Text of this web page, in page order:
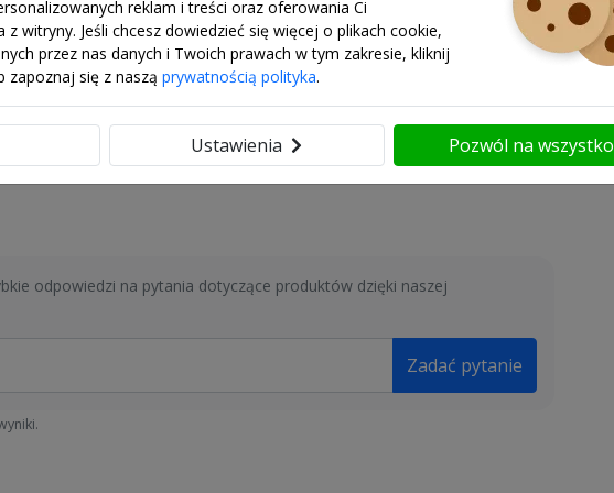
na korozję) i
i we wszystkich rogach
dostępnej
kształt I, L, T, U, E)
zalecane dla:
odpowiedzi na pytania dotyczące produktów dzięki naszej
Zadać pytanie
reklam i treści oraz oferowania Ci
witryny. Jeśli chcesz dowiedzieć się więcej o plikach cookie,
przez nas danych i Twoich prawach w tym zakresie, kliknij
zapoznaj się z naszą prywatnością polityka.
Ustawienia Pozwól na wszystko